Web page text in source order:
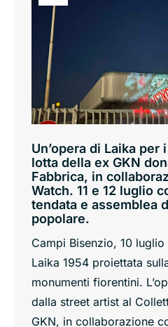
Un’opera di Laika per
lotta della ex GKN
Fabbrica, in
Watch. 11 e 12 luglio
tendata e assemblea
popolare.
Campi Bisenzio, 10 luglio
Laika 1954 proiettata
monumenti fiorentini.
dalla street artist al
GKN, in collaborazione